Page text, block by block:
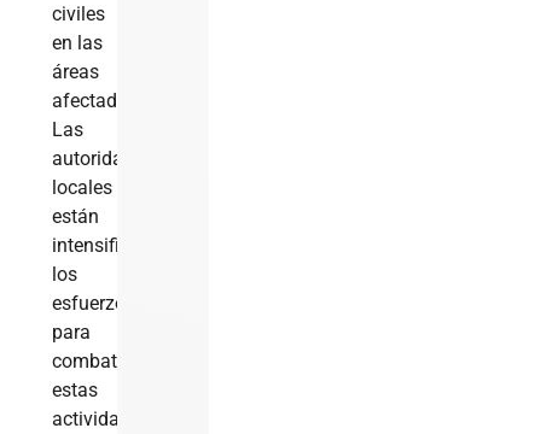
civiles
en las
áreas
afectadas.
Las
autoridades
locales
están
intensificando
los
esfuerzos
para
combatir
estas
actividades